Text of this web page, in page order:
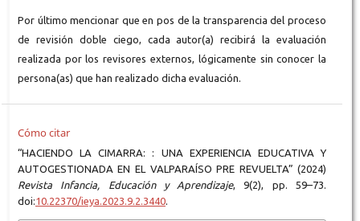
Por último mencionar que en pos de la transparencia del proceso
de revisión doble ciego, cada autor(a) recibirá la evaluación
realizada por los revisores externos, lógicamente sin conocer la
persona(as) que han realizado dicha evaluación.
Cómo citar
“HACIENDO LA CIMARRA: : UNA EXPERIENCIA EDUCATIVA Y
AUTOGESTIONADA EN EL VALPARAÍSO PRE REVUELTA” (2024)
Revista Infancia, Educación y Aprendizaje, 9(2), pp. 59–73.
doi:10.22370/ieya.2023.9.2.3440.